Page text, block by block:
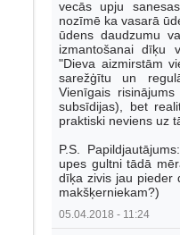
vecās upju
nozīmē ka vasarā
ūdens daudzumu
izmantošanai dīķu
"Dieva aizmirstām
sarežģītu un
Vienīgais
subsīdijas), bet
praktiski neviens uz
P.S.
upes gultni tādā
dīķa zivis jau pieder
makšķerniekam?)
05.04.2018 - 11:24